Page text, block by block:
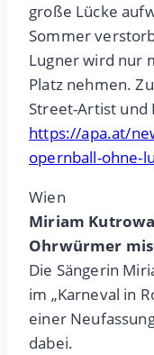
große Lücke
Sommer
Lugner wird nur
Platz nehmen.
Street-Artist und
https://apa.at/
opernball-ohne-
Wien
Miriam
Ohrwürmer
Die Sängerin
im „Karneval in
einer
dabei.